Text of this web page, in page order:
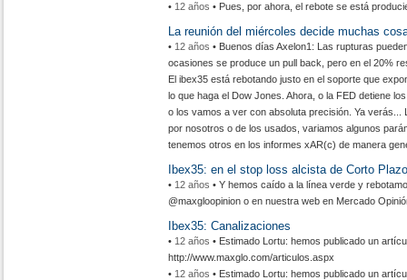
• 12 años • Pues, por ahora, el rebote se está
La reunión del miércoles decide muchas
• 12 años • Buenos días Axelon1: Las rupturas
ocasiones se produce un pull back, pero en el 20%
El ibex35 está rebotando justo en el soporte que
lo que haga el Dow Jones. Ahora, o la FED detiene
o los vamos a ver con absoluta precisión. Ya
por nosotros o de los usados, variamos algunos
tenemos otros en los informes xAR(c) de manera
Ibex35: en el stop loss alcista de Corto Plazo
• 12 años • Y hemos caído a la línea verde y
@maxgloopinion o en nuestra web en Mercado
Ibex35: Canalizaciones
• 12 años • Estimado Lortu: hemos publicado un
http://www.maxglo.com/articulos.aspx
• 12 años • Estimado Lortu: hemos publicado un